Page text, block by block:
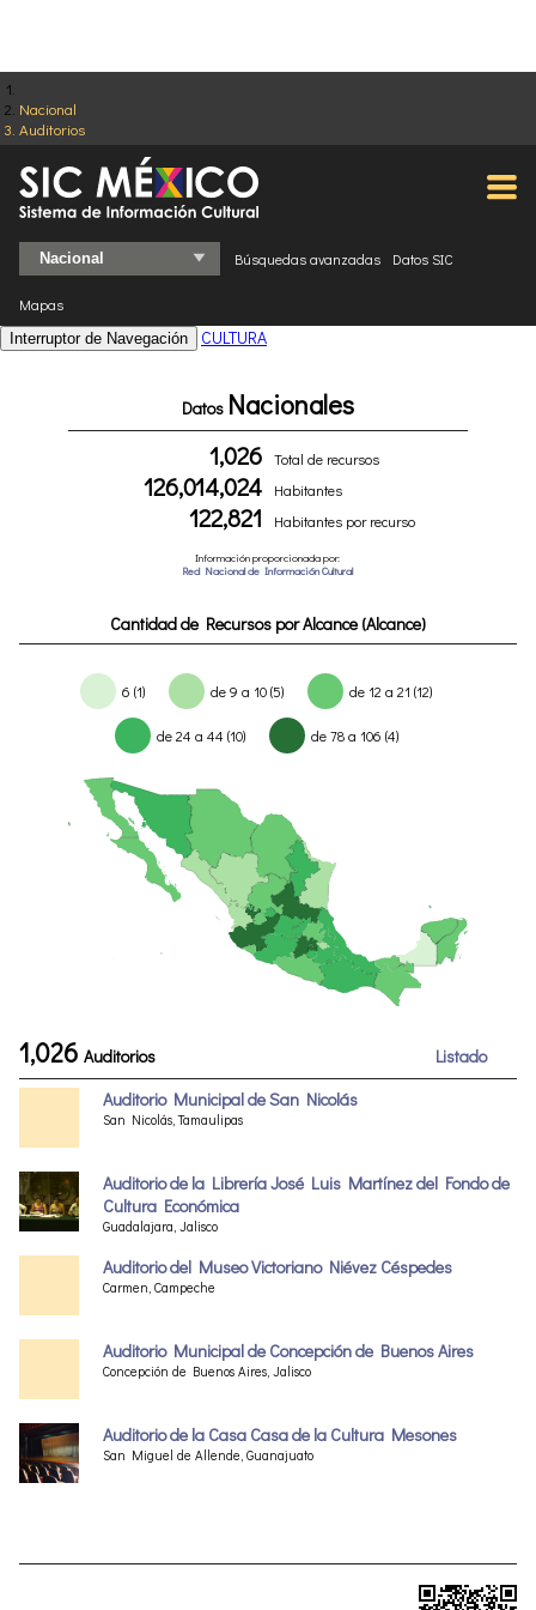
Nacional
Auditorios
Búsquedas avanzadas Datos SIC
Mapas
Interruptor de Navegación CULTURA
Datos Nacionales
1,026 Total de recursos
126,014,024 Habitantes
122,821 Habitantes por recurso
Información proporcionada por:
Red Nacional de Información Cultural
1,026 Auditorios
Listado
Auditorio Municipal de San Nicolás
San Nicolás, Tamaulipas
Auditorio de la Librería José Luis Martínez del Fondo de
Cultura Económica
Guadalajara, Jalisco
Auditorio del Museo Victoriano Niévez Céspedes
Carmen, Campeche
Auditorio Municipal de Concepción de Buenos Aires
Concepción de Buenos Aires, Jalisco
Auditorio de la Casa Casa de la Cultura Mesones
San Miguel de Allende, Guanajuato
Cantidad de Recursos por Alcance (Alcance)
6 (1) de 9 a 10 (5) de 12 a 21 (12)
de 24 a 44 (10) de 78 a 106 (4)